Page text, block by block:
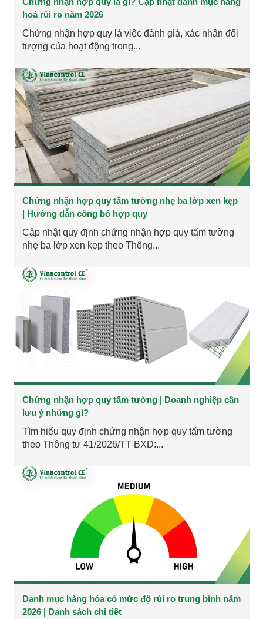
hoá rủi ro năm 2026
Chứng nhận hợp quy là việc đánh giá, xác nhận đối
tượng của hoạt động trong...
Chứng nhận hợp quy tấm tường nhẹ ba lớp xen kẹp
| Hướng dẫn công bố hợp quy
Cập nhật quy định chứng nhận hợp quy tấm tường
nhẹ ba lớp xen kẹp theo Thông...
Chứng nhận hợp quy tấm tường | Doanh nghiệp cần
lưu ý những gì?
Tìm hiểu quy định chứng nhận hợp quy tấm tường
theo Thông tư 41/2026/TT-BXD:...
Danh mục hàng hóa có mức độ rủi ro trung bình năm
2026 | Danh sách chi tiết